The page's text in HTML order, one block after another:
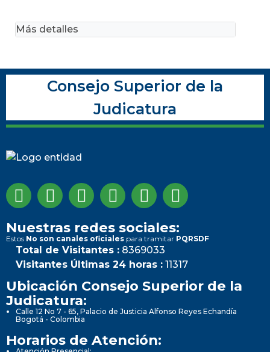
Más detalles
Consejo Superior de la
Judicatura
Nuestras redes sociales:
Estos No son canales oficiales para tramitar PQRSDF
Total de Visitantes : 8369033
Visitantes Últimas 24 horas : 11317
Ubicación Consejo Superior de la
Judicatura:
Calle 12 No 7 - 65, Palacio de Justicia Alfonso Reyes Echandía
Bogotá - Colombia
Horarios de Atención: